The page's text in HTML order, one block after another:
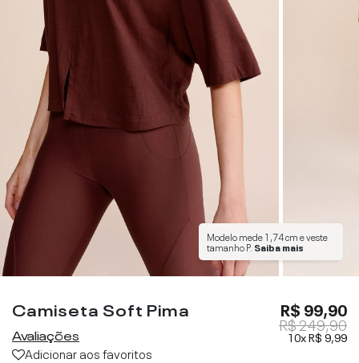
Modelo mede1,74 cme veste
tamanhoP. Saiba mais
Camiseta Soft Pima
Avaliações
Adicionar aos favoritos
R$ 99,90
R$ 249,90
10xR$ 9,99